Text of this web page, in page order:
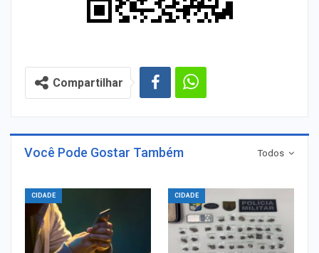
Compartilhar
Todos
Você Pode Gostar Também
CIDADE CIDADE